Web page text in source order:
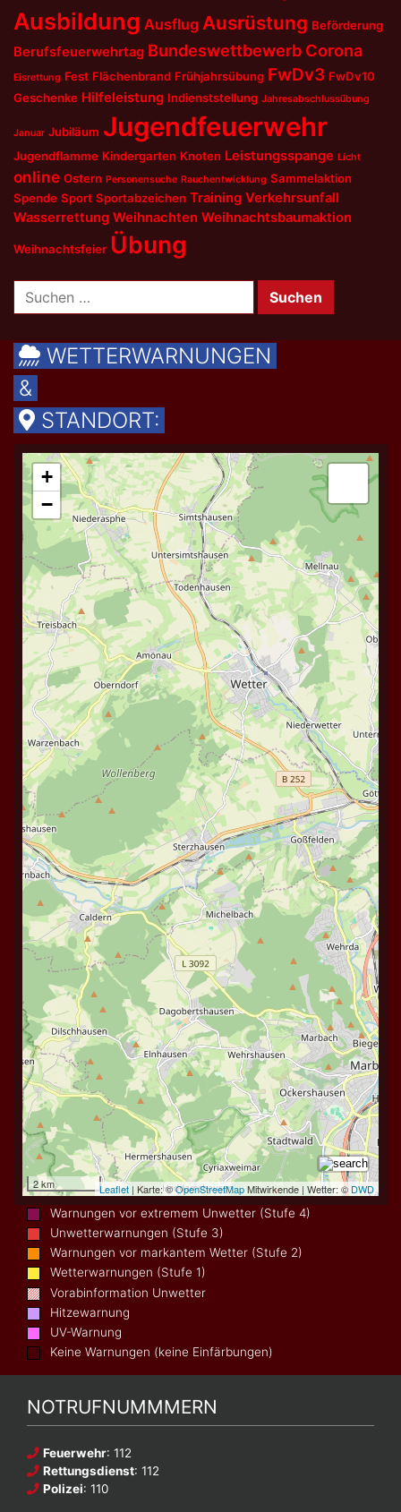
Ausbildung Ausflug Ausrüstung Beförderung
Berufsfeuerwehrtag Bundeswettbewerb Corona
Eisrettung Fest Flächenbrand Frühjahrsübung FwDv3 FwDv10
Geschenke Hilfeleistung Indienststellung Jahresabschlussübung
Januar Jubiläum Jugendfeuerwehr
Jugendflamme Kindergarten Knoten Leistungsspange Licht
online Ostern Personensuche Rauchentwicklung Sammelaktion
Spende Sport Sportabzeichen Training Verkehrsunfall
Wasserrettung Weihnachten Weihnachtsbaumaktion
Weihnachtsfeier Übung
Suchen
nach:
WETTERWARNUNGEN
&
STANDORT:
Warnungen vor extremem Unwetter (Stufe 4)
Unwetterwarnungen (Stufe 3)
Warnungen vor markantem Wetter (Stufe 2)
Wetterwarnungen (Stufe 1)
Vorabinformation Unwetter
Hitzewarnung
UV-Warnung
Keine Warnungen (keine Einfärbungen)
NOTRUFNUMMMERN
Feuerwehr: 112
Rettungsdienst: 112
Polizei: 110